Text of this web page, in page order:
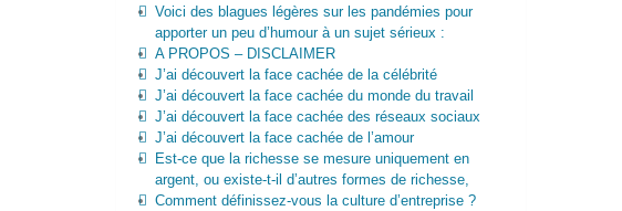
Voici des blagues légères sur les pandémies pour
apporter un peu d’humour à un sujet sérieux :
A PROPOS – DISCLAIMER
J’ai découvert la face cachée de la célébrité
J’ai découvert la face cachée du monde du travail
J’ai découvert la face cachée des réseaux sociaux
J’ai découvert la face cachée de l’amour
Est-ce que la richesse se mesure uniquement en
argent, ou existe-t-il d’autres formes de richesse,
Comment définissez-vous la culture d’entreprise ?